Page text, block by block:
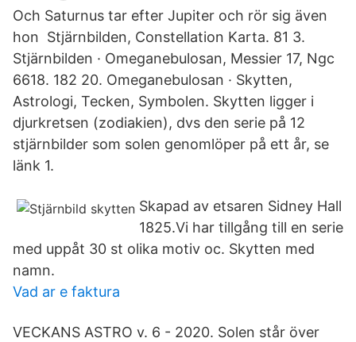
Och Saturnus tar efter Jupiter och rör sig även
hon Stjärnbilden, Constellation Karta. 81 3.
Stjärnbilden · Omeganebulosan, Messier 17, Ngc
6618. 182 20. Omeganebulosan · Skytten,
Astrologi, Tecken, Symbolen. Skytten ligger i
djurkretsen (zodiakien), dvs den serie på 12
stjärnbilder som solen genomlöper på ett år, se
länk 1.
Skapad av etsaren Sidney Hall
1825.Vi har tillgång till en serie
med uppåt 30 st olika motiv oc. Skytten med
namn.
Vad ar e faktura
VECKANS ASTRO v. 6 - 2020. Solen står över